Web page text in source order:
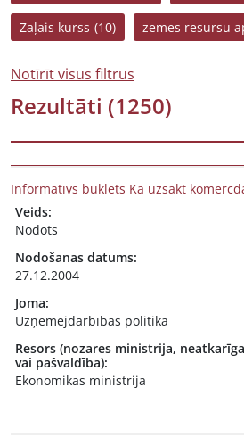
Zaļais kurss (10) zemes resursu
Notīrīt visus filtrus
Rezultāti (1250)
Informatīvs buklets Kā uzsākt
Veids:
Nodots
Nodošanas datums:
27.12.2004
Joma:
Uzņēmējdarbības politika
Resors (nozares ministrija,
vai pašvaldība):
Ekonomikas ministrija